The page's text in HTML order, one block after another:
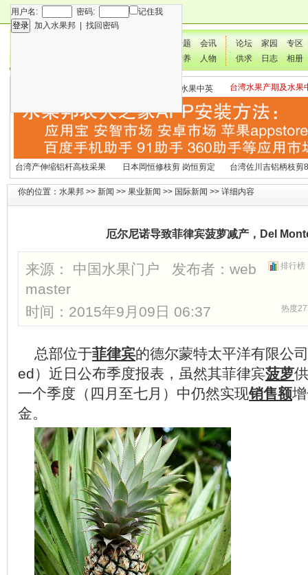
用户名: 密码:
记住我
加入水果邦
找回密码
专题
会讯
营养 人物
论坛 家园
专区
供求
日志 相册
国外水果产期及水果中英
台湾水果产期及水果
文表
台湾产伸缩铝杆高枝采果
剪2270#
日本岡恒修枝剪 岗恒剪定
铗200
台湾佐川吉铝柄枝剪
（欧洲款式）
你的位置： 水果邦 >> 新闻 >> 果业新闻 >> 国际新闻 >> 详细内容
厄尔尼诺导致菲律宾菠萝减产，Del
排行榜
来源： 中国水果门户 发布者： web
master
热度
时间：2015年9月09日 06:37
总部位于菲律宾的德尔蒙特太平洋有限公
ed）近日公布季度报表，虽然其菲律宾菠萝
一个季度（四月至七月）中仍然实现销售额
金。